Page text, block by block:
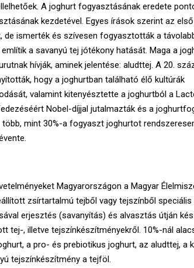
A joghurt fogyasztásának eredete
kezdetével. Egyes írások szerint az első
ismerték és szívesen fogyasztották a
a savanyú tej jótékony hatását. Maga a
hívják, aminek jelentése: aludttej. A 20.
hogy a joghurtban található élő kultúrák
valamint kitenyésztette a joghurtból a
Nobel-díjjal jutalmazták és a
mint 30%-a fogyaszt joghurtot
Magyarországon a Magyar
zsírtartalmú tejből vagy tejszínből speciális
erjesztés (savanyítás) és alvasztás útján
tej-, illetve tejszínkészítményekről. 10%-nál
a pro- és prebiotikus joghurt, az aludttej, a
tejszínkészítmény a tejföl.